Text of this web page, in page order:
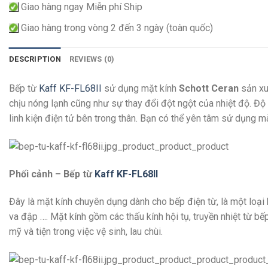
Giao hàng ngay Miễn phí Ship
Giao hàng trong vòng 2 đến 3 ngày (toàn quốc)
DESCRIPTION REVIEWS (0)
Bếp từ Kaff KF-FL68II sử dụng mặt kính Schott Ceran sản
chịu nóng lạnh cũng như sự thay đổi đột ngột của nhiệt độ.
linh kiện điện tử bên trong thân. Bạn có thể yên tâm sử dụng
Phối cảnh – Bếp từ Kaff KF-FL68II
Đây là mặt kính chuyên dụng dành cho bếp điện từ, là một
va đập …. Mặt kính gồm các thấu kính hội tụ, truyền nhiệt từ
mỹ và tiện trong việc vệ sinh, lau chùi.